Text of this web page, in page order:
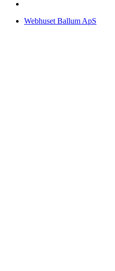
Webhuset Ballum ApS